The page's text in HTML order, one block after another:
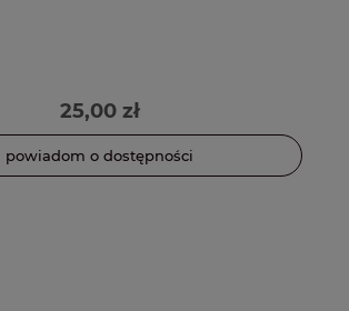
25,00 zł
powiadom o dostępności